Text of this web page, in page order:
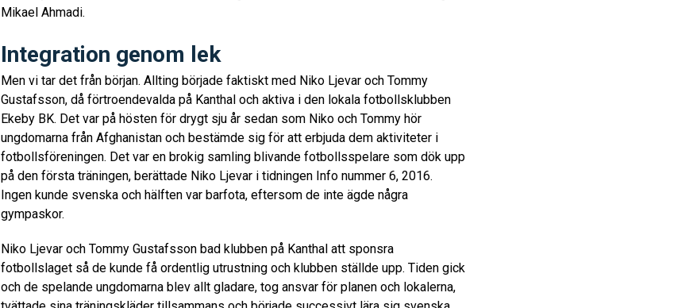
Mikael Ahmadi.
Integration genom lek
Men vi tar det från början. Allting började faktiskt med Niko Ljevar och Tommy
Gustafsson, då förtroendevalda på Kanthal och aktiva i den lokala fotbollsklubben
Ekeby BK. Det var på hösten för drygt sju år sedan som Niko och Tommy hör
ungdomarna från Afghanistan och bestämde sig för att erbjuda dem aktiviteter i
fotbollsföreningen. Det var en brokig samling blivande fotbollsspelare som dök upp
på den första träningen, berättade Niko Ljevar i tidningen Info nummer 6, 2016.
Ingen kunde svenska och hälften var barfota, eftersom de inte ägde några
gympaskor.
Niko Ljevar och Tommy Gustafsson bad klubben på Kanthal att sponsra
fotbollslaget så de kunde få ordentlig utrustning och klubben ställde upp. Tiden gick
och de spelande ungdomarna blev allt gladare, tog ansvar för planen och lokalerna,